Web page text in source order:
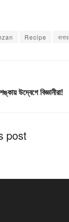
Recipe খাবার
উদ্বেগে বিজ্ঞানীরা!
post